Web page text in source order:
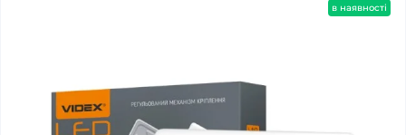
в наявності